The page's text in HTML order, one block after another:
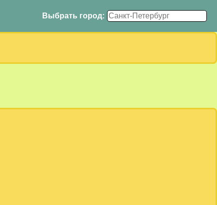
Выбрать город: